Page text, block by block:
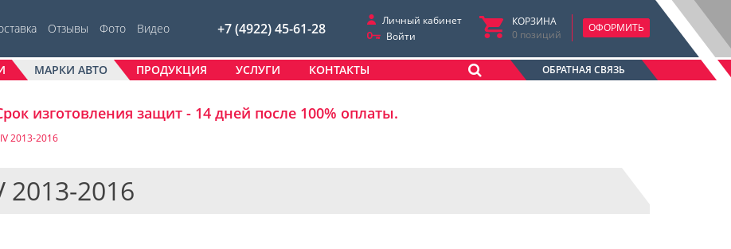
Отзывы Фото Видео +7 (4922) 45-61-28
Личный кабинет
Войти
КОРЗИНА
0 позиций
ОФОРМИТЬ
МАРКИ АВТО ПРОДУКЦИЯ УСЛУГИ КОНТАКТЫ ОБРАТНАЯ СВЯЗЬ
изготовления защит - 14 дней после 100% оплаты.
IV 2013-2016
2013-2016